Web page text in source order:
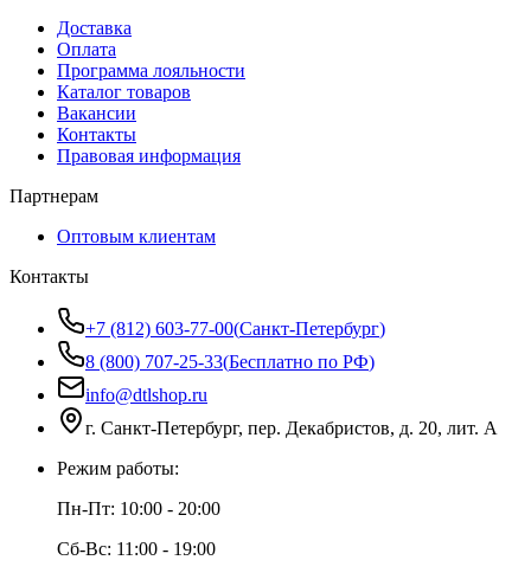
Доставка
Оплата
Программа лояльности
Каталог товаров
Вакансии
Контакты
Правовая информация
Партнерам
Оптовым клиентам
Контакты
+7 (812) 603-77-00(Санкт-Петербург)
8 (800) 707-25-33(Бесплатно по РФ)
info@dtlshop.ru
г. Санкт-Петербург, пер. Декабристов, д. 20, лит. А
Режим работы:
Пн-Пт: 10:00 - 20:00
Сб-Вс: 11:00 - 19:00